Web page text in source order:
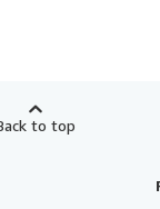
to top